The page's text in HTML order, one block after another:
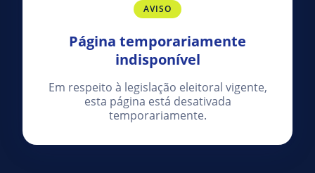
AVISO
Página temporariamente
indisponível
Em respeito à legislação eleitoral vigente,
esta página está desativada
temporariamente.